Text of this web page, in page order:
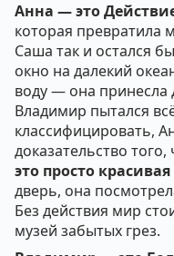
Анна — это
которая превратила
Саша так и остался
окно на далекий
воду — она принесла
Владимир пытался
классифицировать,
доказательство того,
это просто
дверь, она
Без действия мир
музей забытых грез.